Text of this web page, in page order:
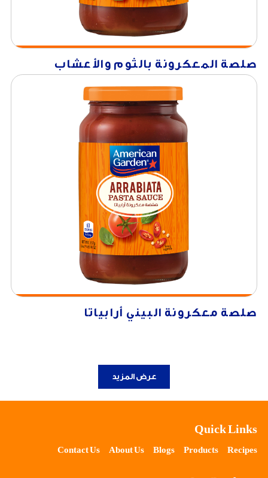
صلصة المعكرونة بالثوم والأعشاب
صلصة معكرونة البيني أرابياتا
عرض المزيد
Quick Links
Recipes
Products
Blogs
About Us
Contact Us